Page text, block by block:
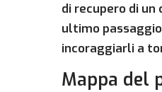
di recupero di
ultimo
incoraggiarli a
Mappa del